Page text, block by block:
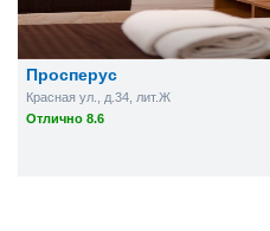
Просперус
Красная ул., д.34, лит.Ж
Отлично 8.6